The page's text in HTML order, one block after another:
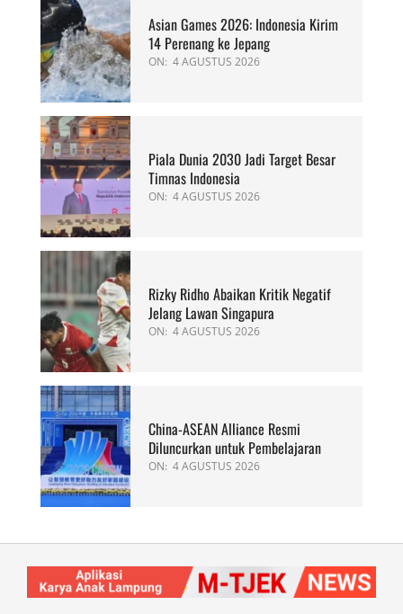
Asian Games 2026: Indonesia Kirim
14 Perenang ke Jepang
ON: 4 AGUSTUS 2026
Piala Dunia 2030 Jadi Target Besar
Timnas Indonesia
ON: 4 AGUSTUS 2026
Rizky Ridho Abaikan Kritik Negatif
Jelang Lawan Singapura
ON: 4 AGUSTUS 2026
China-ASEAN Alliance Resmi
Diluncurkan untuk Pembelajaran
ON: 4 AGUSTUS 2026